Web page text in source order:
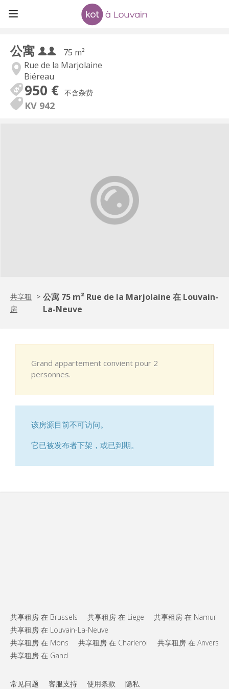
公寓
75 m²
Rue de la Marjolaine
Biéreau
950 € 不含杂费
KV 942
共享租
房
> 公寓 75 m² Rue de la Marjolaine 在 Louvain-
La-Neuve
Grand appartement convient pour 2
personnes.
该房源目前不可访问。
它已被发布者下架，或已到期。
共享租房 在 Brussels 共享租房 在 Liege
共享租房 在 Namur
共享租房 在 Louvain-La-Neuve
共享租房 在 Mons
共享租房 在 Charleroi
共享租房 在 Anvers
共享租房 在 Gand
常见问题 客服支持 使用条款 隐私